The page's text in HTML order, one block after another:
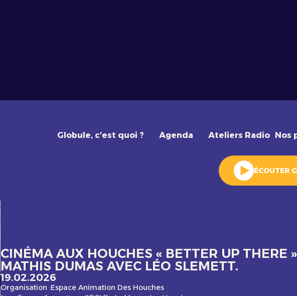
Globule, c'est quoi ? Agenda Ateliers Radio Nos
ÉCOUTER
CINÉMA AUX HOUCHES « BETTER UP THERE
MATHIS DUMAS AVEC LÉO SLEMETT.
19.02.2026
Organisation :Espace Animation Des Houches